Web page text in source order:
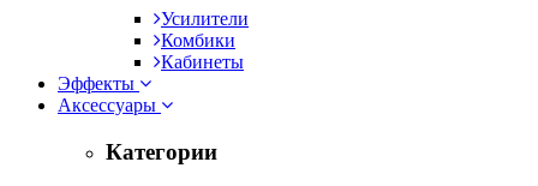
Усилители
Комбики
Кабинеты
Эффекты
Аксессуары
Категории